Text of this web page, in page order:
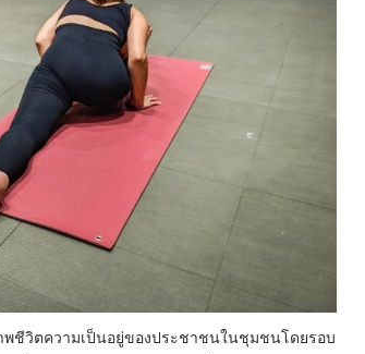
ชีวิตความเป็นอยู่ของประชาชนในชุมชนโดยรอบ